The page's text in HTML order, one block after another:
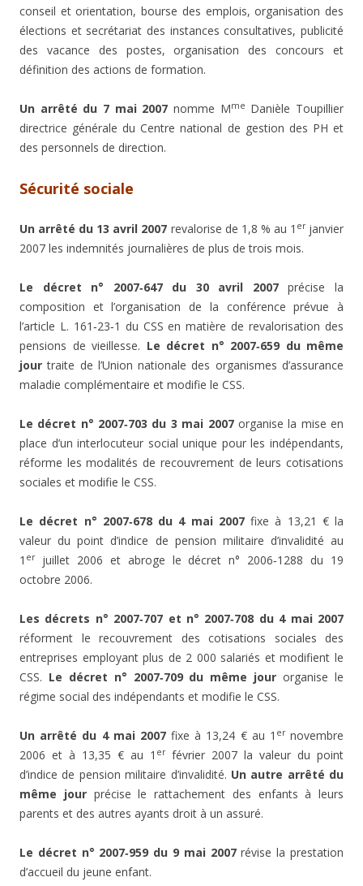
conseil et orientation, bourse des emplois, organisation des
élections et secrétariat des instances consultatives, publicité
des vacance des postes, organisation des concours et
définition des actions de formation.
Un arrêté du 7 mai 2007 nomme Mme Danièle Toupillier
directrice générale du Centre national de gestion des PH et
des personnels de direction.
Sécurité sociale
Un arrêté du 13 avril 2007 revalorise de 1,8 % au 1 erjanvier
2007 les indemnités journalières de plus de trois mois.
Le décret n° 2007‑647 du 30 avril 2007précise la
composition et l’organisation de la conférence prévue à
l’article L. 161‑23‑1 du CSS en matière de revalorisation des
pensions de vieillesse. Le décret n° 2007‑659 du même
jour traite de l’Union nationale des organismes d’assurance
maladie complémentaire et modifie le CSS.
Le décret n° 2007‑703 du 3 mai 2007organise la mise en
place d’un interlocuteur social unique pour les indépendants,
réforme les modalités de recouvrement de leurs cotisations
sociales et modifie le CSS.
Le décret n° 2007‑678 du 4 mai 2007fixe à 13,21 € la
valeur du point d’indice de pension militaire d’invalidité au
1 erjuillet 2006 et abroge le décret n° 2006‑1288 du 19
octobre 2006.
Les décrets n° 2007‑707 et n° 2007‑708 du 4 mai 2007
réforment le recouvrement des cotisations sociales des
entreprises employant plus de 2 000 salariés et modifient le
CSS. Le décret n° 2007‑709 du même jour organise le
régime social des indépendants et modifie le CSS.
Un arrêté du 4 mai 2007fixe à 13,24 € au 1 ernovembre
2006 et à 13,35 € au 1 erfévrier 2007 la valeur du point
d’indice de pension militaire d’invalidité. Un autre arrêté du
même jourprécise le rattachement des enfants à leurs
parents et des autres ayants droit à un assuré.
Le décret n° 2007‑959 du 9 mai 2007révise la prestation
d’accueil du jeune enfant.